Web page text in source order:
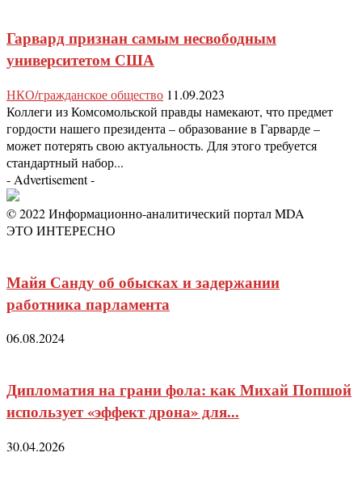
Гарвард признан самым несвободным
университетом США
НКО/гражданское общество 11.09.2023
Коллеги из Комсомольской правды намекают, что предмет
гордости нашего президента – образование в Гарварде –
может потерять свою актуальность. Для этого требуется
стандартный набор...
- Advertisement -
© 2022 Информационно-аналитический портал MDA
ЭТО ИНТЕРЕСНО
Майя Санду об обысках и задержании
работника парламента
06.08.2024
Дипломатия на грани фола: как Михай Попшой
использует «эффект дрона» для...
30.04.2026